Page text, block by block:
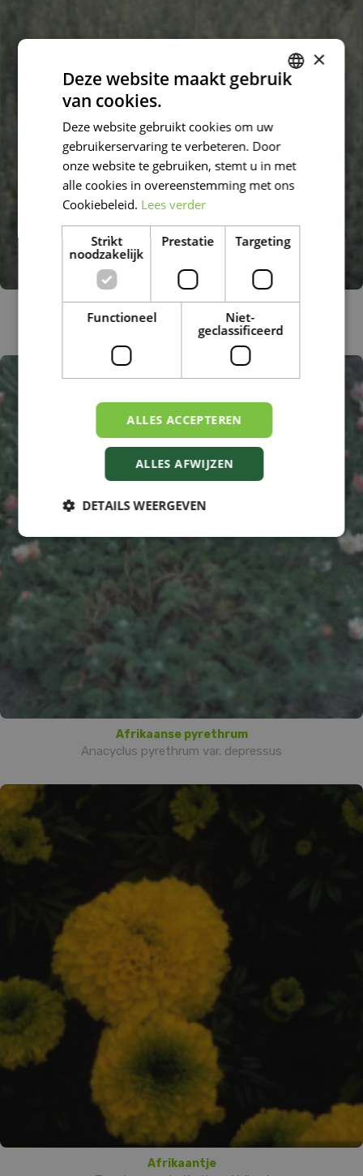
Absintalsem
Artemisia absinthium
Afrikaanse pyrethrum
Anacyclus pyrethrum var. depressus
Afrikaantje
×
Deze website maakt gebruik
van cookies.
Deze website gebruikt cookies om uw
gebruikerservaring te verbeteren. Door
onze website te gebruiken, stemt u in met
alle cookies in overeenstemming met ons
Cookiebeleid. Lees verder
Strikt
noodzakelijk
Prestatie Targeting
Functioneel
Niet-
geclassificeerd
ALLES ACCEPTEREN
ALLES AFWIJZEN
DETAILS WEERGEVEN